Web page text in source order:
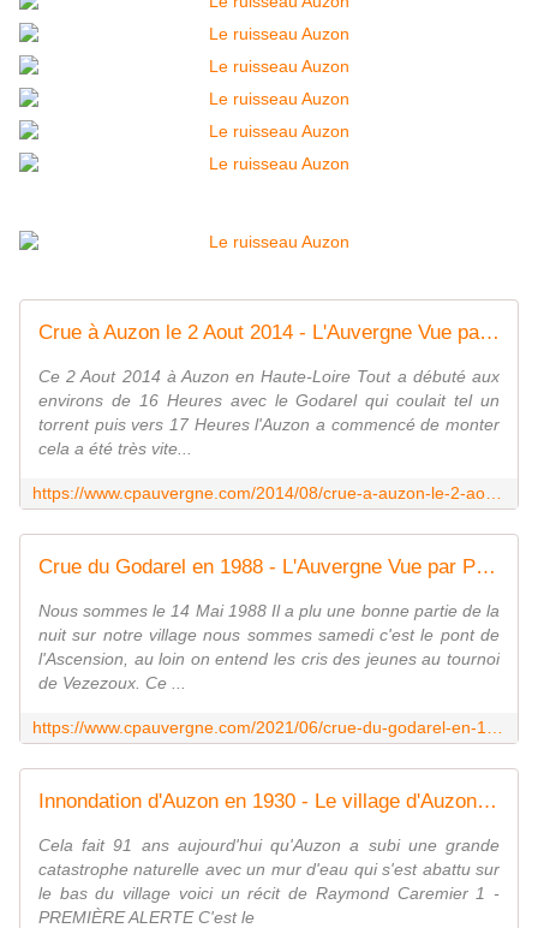
Crue à Auzon le 2 Aout 2014 - L'Auvergne Vue par Papou Poustache
Ce 2 Aout 2014 à Auzon en Haute-Loire Tout a débuté aux
environs de 16 Heures avec le Godarel qui coulait tel un
torrent puis vers 17 Heures l'Auzon a commencé de monter
cela a été très vite...
Crue du Godarel en 1988 - L'Auvergne Vue par Papou Poustache
Nous sommes le 14 Mai 1988 Il a plu une bonne partie de la
nuit sur notre village nous sommes samedi c'est le pont de
l'Ascension, au loin on entend les cris des jeunes au tournoi
de Vezezoux. Ce ...
Innondation d'Auzon en 1930 - Le village d'Auzon en Haute Loire
Cela fait 91 ans aujourd'hui qu'Auzon a subi une grande
catastrophe naturelle avec un mur d'eau qui s'est abattu sur
le bas du village voici un récit de Raymond Caremier 1 -
PREMIÈRE ALERTE C'est le